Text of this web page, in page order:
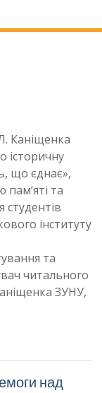
Каніщенка
історичну
що єднає»,
та
інституту
та
читального
ЗУНУ,
над